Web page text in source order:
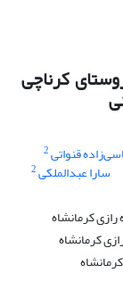
کرناچی
قنواتی2
سارا عبدالملکی2
کرمانشاه
کرمانشاه